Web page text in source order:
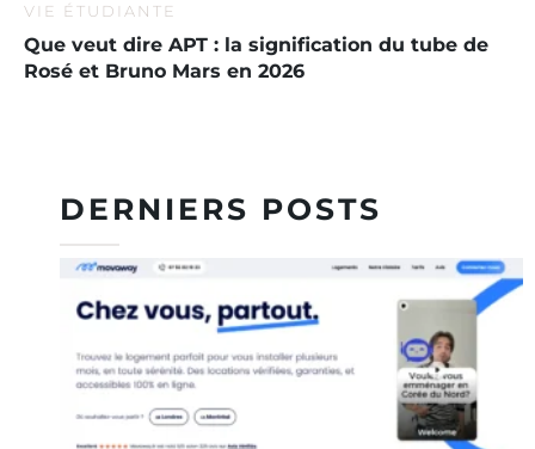
DERNIERS POSTS
VIE ÉTUDIANTE
Que veut dire APT : la signification du tube de
Rosé et Bruno Mars en 2026